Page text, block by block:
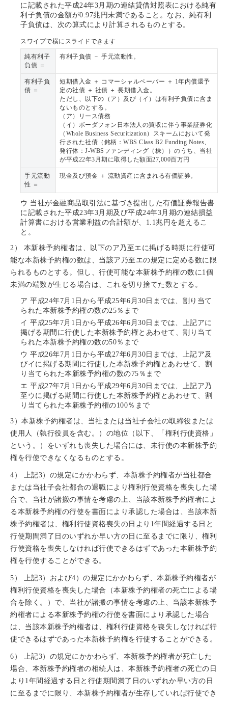
に記載された平成24年3月期の連結貸借対照表における純有
利子負債の金額が0.97兆円未満であること。なお、純有利
子負債は、次の算式により計算されるものとする。
スワイプで横にスライドできます
純有利子
負債 ＝
有利子負債 － 手元流動性。
有利子負
債 ＝
短期借入金 ＋ コマーシャルペーパー ＋ 1年内償還予
定の社債 ＋ 社債 ＋ 長期借入金。
ただし、以下の（ア）及び（イ）は有利子負債に含ま
ないものとする。
（ア）リース債務
（イ）ボーダフォン日本法人の買収に伴う事業証券化
（Whole Business Securitization）スキームにおいて発
行された社債（銘柄：WBS Class B2 Funding Notes、
発行体：J-WBSファンディング（株））のうち、当社
が平成22年3月期に取得した額面27,000百万円
手元流動
性 ＝
現金及び預金 ＋ 流動資産に含まれる有価証券。
ウ 当社が金融商品取引法に基づき提出した有価証券報告書
に記載された平成23年3月期及び平成24年3月期の連結損益
計算書における営業利益の合計額が、1.1兆円を超えるこ
と。
2） 本新株予約権者は、以下のア乃至エに掲げる時期に行使可
能な本新株予約権の数は、当該ア乃至エの規定に定める数に限
られるものとする。但し、行使可能な本新株予約権の数に1個
未満の端数が生じる場合は、これを切り捨てた数とする。
ア 平成24年7月1日から平成25年6月30日までは、割り当て
られた本新株予約権の数の25％まで
イ 平成25年7月1日から平成26年6月30日までは、上記アに
掲げる期間に行使した本新株予約権とあわせて、割り当て
られた本新株予約権の数の50％まで
ウ 平成26年7月1日から平成27年6月30日までは、上記ア及
びイに掲げる期間に行使した本新株予約権とあわせて、割
り当てられた本新株予約権の数の75％まで
エ 平成27年7月1日から平成29年6月30日までは、上記ア乃
至ウに掲げる期間に行使した本新株予約権とあわせて、割
り当てられた本新株予約権の100％まで
3）本新株予約権者は、当社または当社子会社の取締役または
使用人（執行役員を含む。）の地位（以下、「権利行使資格」
という。）をいずれも喪失した場合には、未行使の本新株予約
権を行使できなくなるものとする。
4） 上記3）の規定にかかわらず、本新株予約権者が当社都合
または当社子会社都合の退職により権利行使資格を喪失した場
合で、当社が諸搬の事情を考慮の上、当該本新株予約権者によ
る本新株予約権の行使を書面により承認した場合は、当該本新
株予約権者は、権利行使資格喪失の日より1年間経過する日と
行使期間満了日のいずれか早い方の日に至るまでに限り、権利
行使資格を喪失しなければ行使できるはずであった本新株予約
権を行使することができる。
5） 上記3）および4）の規定にかかわらず、本新株予約権者が
権利行使資格を喪失した場合（本新株予約権者の死亡による場
合を除く。）で、当社が諸搬の事情を考慮の上、当該本新株予
約権者による本新株予約権の行使を書面により承認した場合
は、当該本新株予約権者は、権利行使資格を喪失しなければ行
使できるはずであった本新株予約権を行使することができる。
6） 上記3）の規定にかかわらず、本新株予約権者が死亡した
場合、本新株予約権者の相続人は、本新株予約権者の死亡の日
より1年間経過する日と行使期間満了日のいずれか早い方の日
に至るまでに限り、本新株予約権者が生存していれば行使でき